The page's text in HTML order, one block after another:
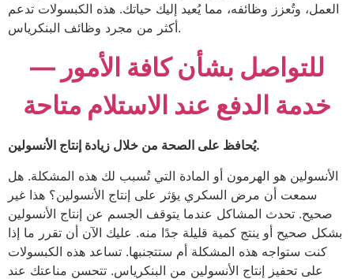
العمل، وتُعزز وظائفه، مما يُعيد إليك حياتك. هذه الكبسولات تدعم
أكثر من مجرد وظائف البنكرياس.
للتواصل بشأن كافة الأمور —
خدمة الدفع عند الاستلام متاحة
يُحافظ على الصحة من خلال زيادة إنتاج الأنسولين.
الأنسولين هو الهرمون أو المادة التي تُسبب لك هذه المشكلة. هل
سمعت أن مرض السكري يؤثر على إنتاج الأنسولين؟ هذا غير
صحيح. تحدث المشاكل عندما يتوقف الجسم عن إنتاج الأنسولين
بشكل صحيح أو ينتج كمية قليلة جدًا منه. عليك الآن أن تقرر ما إذا
كنت ستواجه هذه المشكلة أم ستتجنبها. تساعد هذه الكبسولات
على تحفيز إنتاج الأنسولين من البنكرياس. تتحسن مناعتك عند